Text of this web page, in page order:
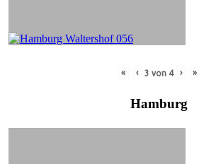
« ‹ 3 von 4 › »
Hamburg